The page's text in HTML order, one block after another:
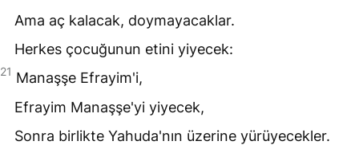
Ama aç kalacak, doymayacaklar.
Herkes çocuğunun etini yiyecek:
21 Manaşşe Efrayim'i,
Efrayim Manaşşe'yi yiyecek,
Sonra birlikte Yahuda'nın üzerine yürüyecekler.